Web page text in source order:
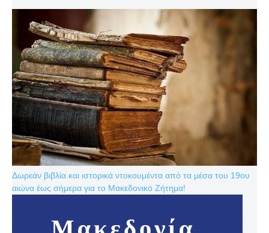
Δωρεάν βιβλία και ιστορικά ντοκουμέντα από τα μέσα του 19ου
αιώνα έως σήμερα για το Μακεδονικό Ζήτημα!